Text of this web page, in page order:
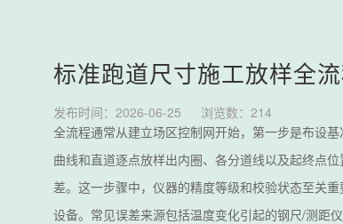
标准跑道尺寸施工放样全
发布时间：2026-06-25 浏览数： 214
全流程通常从建立场区控制网开始，第一步是布设
曲线和直道逐点放样出内圈、各分道线以及起终点
差。这一步骤中，仪器的精度等级和校验状态至关
设备。常见误差来源包括温度变化引起的钢尺/测距